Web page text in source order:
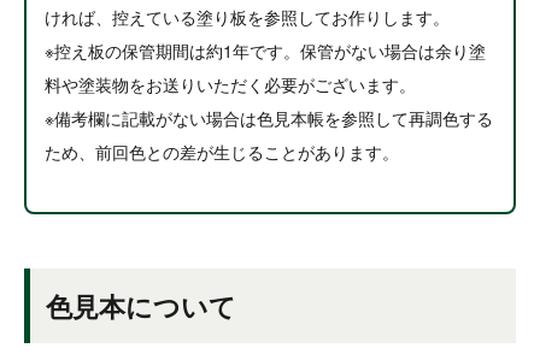
ければ、控えている塗り板を参照してお作りします。
※控え板の保管期間は約1年です。保管がない場合は余り塗
料や塗装物をお送りいただく必要がございます。
※備考欄に記載がない場合は色見本帳を参照して再調色する
ため、前回色との差が生じることがあります。
色見本について